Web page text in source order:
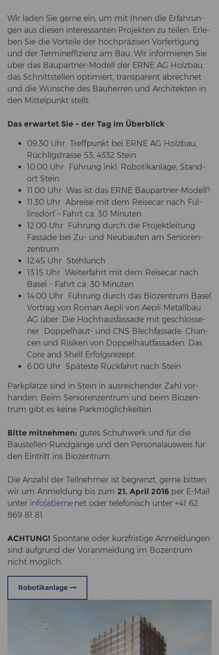
Wir laden Sie gerne ein, um mit Ihnen die Er­fah­run­
gen aus die­sen in­ter­es­san­ten Pro­jek­ten zu tei­len. Er­le­
ben Sie die Vor­tei­le der hoch­prä­zi­sen Vor­fer­ti­gung
und der Ter­min­ef­fi­zi­enz am Bau. Wir in­for­mie­ren Sie
über das Baupartner-​Modell der ERNE AG Holz­bau,
das Schnitt­stel­len op­ti­miert, trans­pa­rent ab­rech­net
und die Wün­sche des Bau­her­ren und Ar­chi­tek­ten in
den Mit­tel­punkt stellt.
Das er­war­tet Sie - der Tag im Über­blick
09.30 Uhr Treff­punkt bei ERNE AG Holz­bau,
Rüch­lig­stras­se 53, 4332 Stein
10.00 Uhr Füh­rung inkl. Ro­bo­tik­an­la­ge, Stand­
ort Stein
11.00 Uhr Was ist das ERNE Baupartner-​Modell?
11.30 Uhr Ab­rei­se mit dem Rei­se­car nach Fül­
lins­dorf – Fahrt ca. 30 Mi­nu­ten
12.00 Uhr Füh­rung durch die Pro­jekt­lei­tung
Fas­sa­de bei Zu- und Neu­bau­ten am Se­nio­ren­
zen­trum
12.45 Uhr Steh­lunch
13.15 Uhr Wei­ter­fahrt mit dem Rei­se­car nach
Basel - Fahrt ca. 30 Mi­nu­ten
14.00 Uhr Füh­rung durch das Bio­zen­trum Basel
Vor­trag von Roman Aepli von Aepli Me­tall­bau
AG über: Die Hoch­haus­fas­sa­de mit ge­schlos­se­
ner Doppelhaut-​ und CNS Blech­fas­sa­de. Chan­
cen und Ri­si­ken von Dop­pel­haut­fas­sa­den. Das
Core and Shell Er­folgs­re­zept.
6.00 Uhr Spä­tes­te Rück­fahrt nach Stein
Park­plät­ze sind in Stein in aus­rei­chen­der Zahl vor­
han­den. Beim Se­nio­ren­zen­trum und beim Bio­zen­
trum gibt es keine Park­mög­lich­kei­ten.
Bitte mit­neh­men: gutes Schuh­werk und für die
Baustellen-​Rundgänge und den Per­so­nal­aus­weis für
den Ein­tritt ins Bio­zen­trum.
Die An­zahl der Teil­neh­mer ist be­grenzt, gerne bit­ten
wir um An­mel­dung bis zum 21. April 2016 per E-​Mail
unter info(at)erne.net oder te­le­fo­nisch unter +41 62
869 81 81.
ACH­TUNG! Spon­ta­ne oder kurz­fris­ti­ge An­mel­dun­gen
sind auf­grund der Vor­anmel­dung im Bo­zen­trum
nicht mög­lich.
Robotikanlage